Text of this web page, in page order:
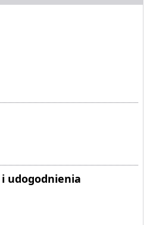
udogodnienia